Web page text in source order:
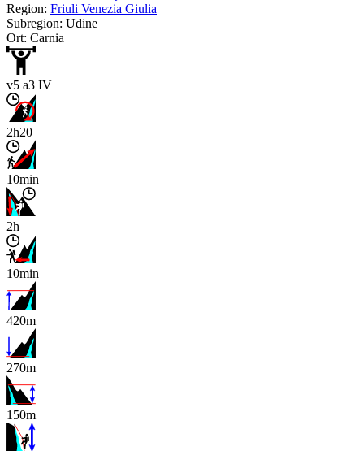
Region: Friuli Venezia Giulia
Subregion: Udine
Ort: Carnia
v5 a3 IV
2h20
10min
2h
10min
420m
270m
150m
x